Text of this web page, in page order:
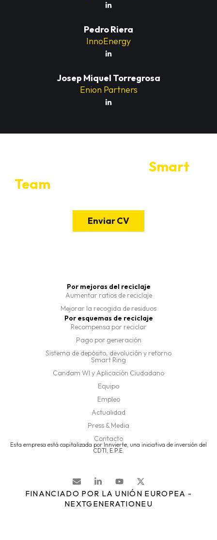
Pedro Riera
InnoEnergy
Josep Miquel Torregrosa
Enion Partners
Smart
Team
Enviar CV
Por mejoras del reciclaje
Aumentar ratios de reciclaje
Mejorar la recogida de residuos
Por esquemas de reciclaje
Recompensa por reciclar
Pago por generación
Sistema de depósito, devolución y retorno
Smart Ring
Candam WI y Aplicación Ciudadano
Equipo
Empleo
Actualidad
Press & Media
Contacto
Esta empresa está capitalizada por Innvierte, una iniciativa de inversión del
CDTI, E.P.E.
FINANCIADO POR LA UNIÓN EUROPEA -
NEXTGENERATIONEU